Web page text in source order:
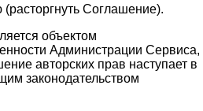
Соглашение).
объектом
Администрации Сервиса,
авторских прав наступает в
законодательством